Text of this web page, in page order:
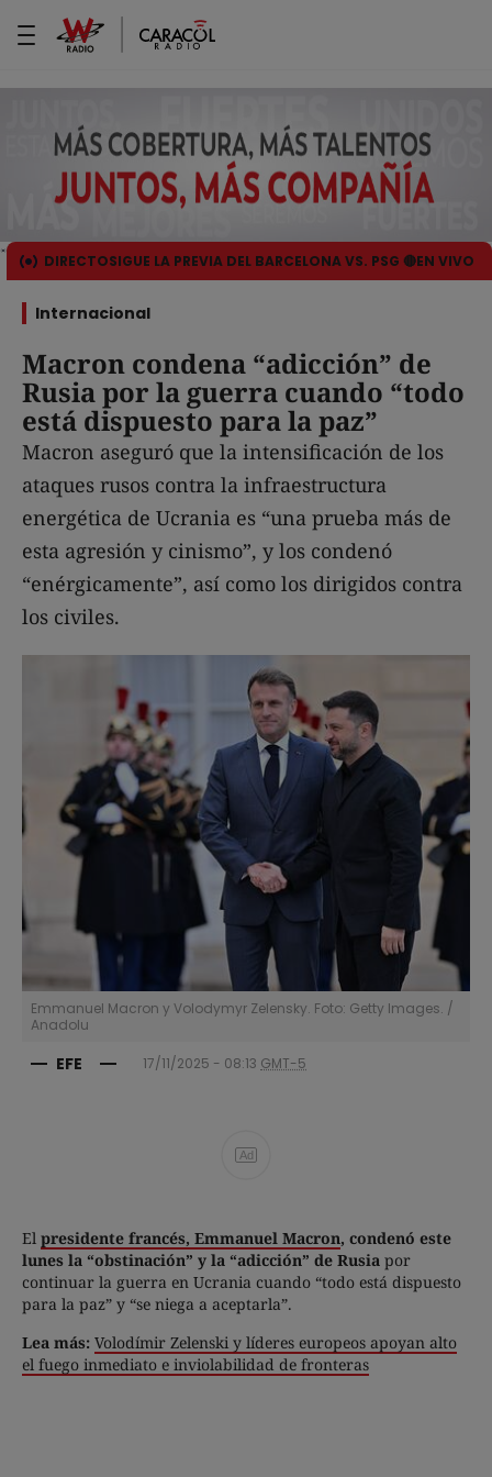
DIRECTOSIGUE LA PREVIA DEL BARCELONA VS. PSG 🔴EN VIVO
Internacional
Macron condena “adicción” de
Rusia por la guerra cuando “todo
está dispuesto para la paz”
Macron aseguró que la intensificación de los
ataques rusos contra la infraestructura
energética de Ucrania es “una prueba más de
esta agresión y cinismo”, y los condenó
“enérgicamente”, así como los dirigidos contra
los civiles.
Emmanuel Macron y Volodymyr Zelensky. Foto: Getty Images. /
Anadolu
EFE 17/11/2025 - 08:13 GMT-5
Ad
El presidente francés, Emmanuel Macron, condenó este
lunes la “obstinación” y la “adicción” de Rusia por
continuar la guerra en Ucrania cuando “todo está dispuesto
para la paz” y “se niega a aceptarla”.
Lea más: Volodímir Zelenski y líderes europeos apoyan alto
el fuego inmediato e inviolabilidad de fronteras